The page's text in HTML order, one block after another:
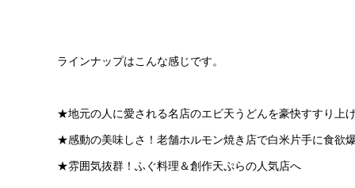
ラインナップはこんな感じです。
★地元の人に愛される名店のエビ天うどんを豪快すすり上
★感動の美味しさ！老舗ホルモン焼き店で白米片手に食欲爆
★雰囲気抜群！ふぐ料理＆創作天ぷらの人気店へ